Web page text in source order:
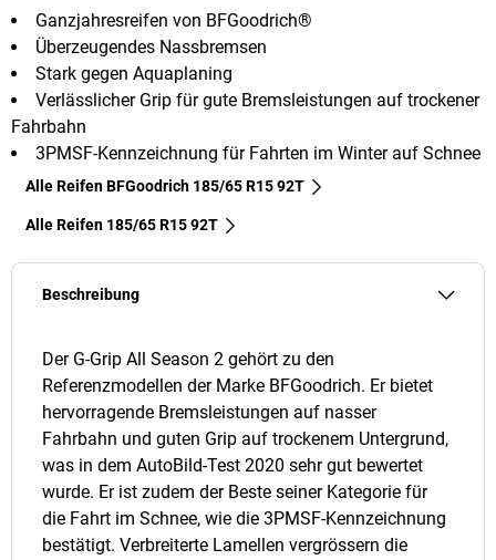
Ganzjahresreifen von BFGoodrich®
Überzeugendes Nassbremsen
Stark gegen Aquaplaning
Verlässlicher Grip für gute Bremsleistungen auf trockener
Fahrbahn
3PMSF-Kennzeichnung für Fahrten im Winter auf Schnee
Alle Reifen BFGoodrich 185/65 R15 92T
Alle Reifen‎ 185/65 R15 92T
Beschreibung
Der G-Grip All Season 2 gehört zu den
Referenzmodellen der Marke BFGoodrich. Er bietet
hervorragende Bremsleistungen auf nasser
Fahrbahn und guten Grip auf trockenem Untergrund,
was in dem AutoBild-Test 2020 sehr gut bewertet
wurde. Er ist zudem der Beste seiner Kategorie für
die Fahrt im Schnee, wie die 3PMSF-Kennzeichnung
bestätigt. Verbreiterte Lamellen vergrössern die